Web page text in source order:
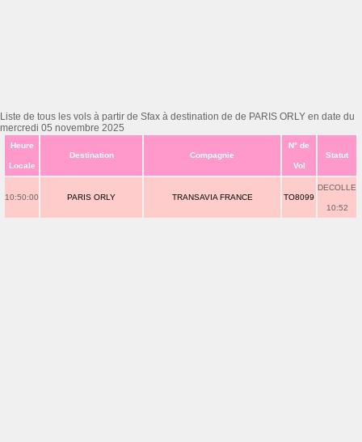
Liste de tous les vols à partir de Sfax à destination de de PARIS ORLY en date du
mercredi 05 novembre 2025
Heure
Locale
Destination Compagnie
N° de
Vol
Statut
10:50:00 PARIS ORLY TRANSAVIA FRANCE TO8099
DECOLLE
10:52